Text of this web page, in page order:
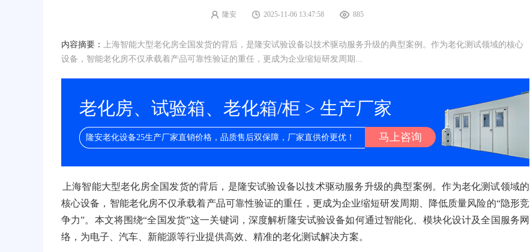
隆安 2025-11-06 13:47:58 885
内容摘要： 上海智能大型老化房全国发货的背后，是隆安试验设备以技术驱动服务升级的典型案例。作为老化测试领域的核心
设备，智能老化房不仅承载着产品可靠性验证的重任，更成为企业缩短研发周期...
老化房、试验箱、老化箱/柜 > 生产厂家
隆安老化设备25生产厂家直销价格，品质售后双保障，厂家直供价更优！ 马上咨询
上海智能大型老化房全国发货的背后，是隆安试验设备以技术驱动服务升级的典型案例。作为老化测试领域的
核心设备，智能老化房不仅承载着产品可靠性验证的重任，更成为企业缩短研发周期、降低质量风险的“隐形竞
争力”。本文将围绕“全国发货”这一关键词，深度解析隆安试验设备如何通过智能化、模块化设计及全国服务网
络，为电子、汽车、新能源等行业提供高效、精准的老化测试解决方案。